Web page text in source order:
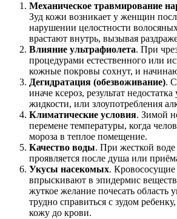
Механическое травмирование
Зуд кожи возникает у женщин
нарушении целостности
врастают внутрь, вызывая
Влияние ультрафиолета. При
процедурами естественного или
кожные покровы сохнут, и
Дегидратация (обезвоживание).
иначе ксероз, результат
жидкости, или злоупотребления
Климатические условия. Зимой
перемене температуры, когда
мороза в теплое помещение.
Качество воды. При жесткой воде
проявляется после душа или
Укусы насекомых.
впрыскивают в эпидермис
жуткое желание почесать область
трудно справиться с зудом
кожу до крови.